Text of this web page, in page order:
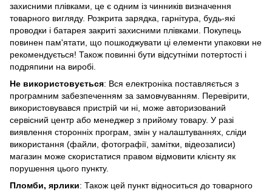
захисними плівками, це є одним із чинників визначення
товарного вигляду. Розкрита зарядка, гарнітура, будь-які
проводки і батарея закриті захисними плівками. Покупець
повинен пам'ятати, що пошкоджувати ці елементи упаковки не
рекомендується! Також повинні бути відсутніми потертості і
подряпини на виробі.
Не використовується: Вся електроніка поставляється з
програмним забезпеченням за замовчуванням. Перевірити,
використовувався пристрій чи ні, може авторизований
сервісний центр або менеджер з прийому товару. У разі
виявлення сторонніх програм, змін у налаштуваннях, сліди
використання (файли, фотографії, замітки, відеозаписи)
магазин може скористатися правом відмовити клієнту як
порушення цього пункту.
Пломби, ярлики: Також цей пункт відноситься до товарного